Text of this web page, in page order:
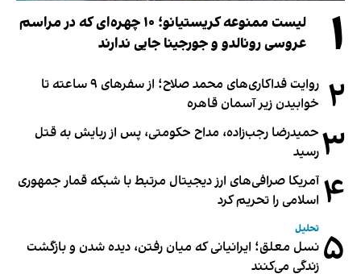
۱
لیست ممنوعه کریستیانو؛ ۱۰ چهره‌ای که در مراسم
عروسی رونالدو و جورجینا جایی ندارند
۲
روایت فداکاری‌های محمد صلاح؛ از سفرهای ۹ ساعته تا
خوابیدن زیر آسمان قاهره
۳ حمیدرضا رجب‌زاده، مداح حکومتی، پس از ربایش به قتل
رسید
۴ آمریکا صرافی‌های ارز دیجیتال مرتبط با شبکه قمار جمهوری
اسلامی را تحریم کرد
۵ تحلیل
نسل معلق؛ ایرانیانی که میان رفتن، دیده شدن و بازگشت
زندگی می‌کنند